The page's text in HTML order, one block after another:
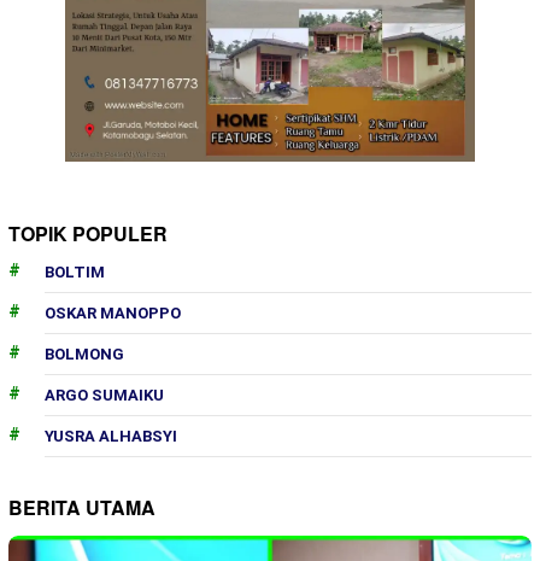
TOPIK POPULER
BOLTIM
OSKAR MANOPPO
BOLMONG
ARGO SUMAIKU
YUSRA ALHABSYI
BERITA UTAMA